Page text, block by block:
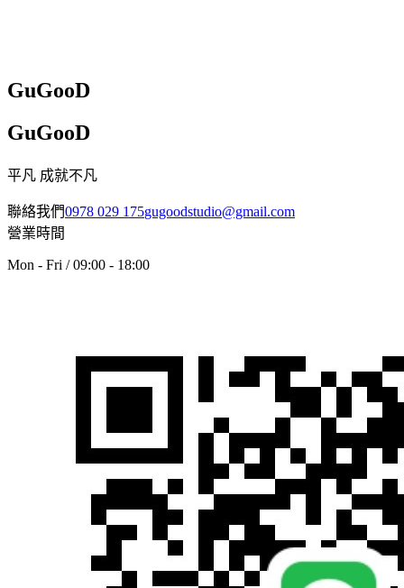
GuGooD
GuGooD
平凡 成就不凡
聯絡我們0978 029 175gugoodstudio@gmail.com
營業時間
Mon - Fri / 09:00 - 18:00